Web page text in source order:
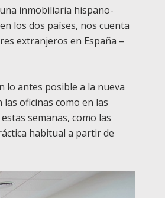
inmobiliaria hispano-
los dos países, nos cuenta
extranjeros en España –
lo antes posible a la nueva
oficinas como en las
semanas, como las
habitual a partir de